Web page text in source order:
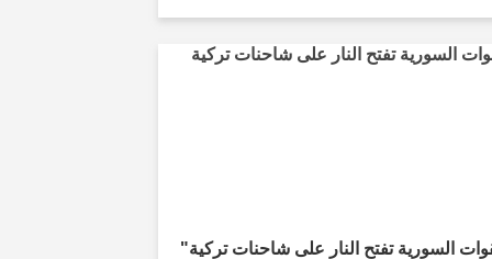
السورية تفتح النار على شاحنات تركية"